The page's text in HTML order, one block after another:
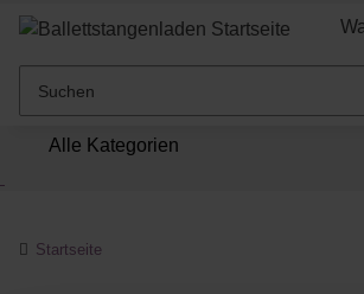
Alle Kategorien
Startseite